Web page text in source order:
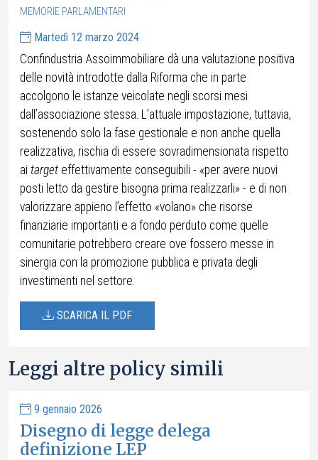
MEMORIE PARLAMENTARI
Martedì 12 marzo 2024
Confindustria Assoimmobiliare dà una valutazione positiva
delle novità introdotte dalla Riforma che in parte
accolgono le istanze veicolate negli scorsi mesi
dall’associazione stessa. L’attuale impostazione, tuttavia,
sostenendo solo la fase gestionale e non anche quella
realizzativa, rischia di essere sovradimensionata rispetto
ai target effettivamente conseguibili - «per avere nuovi
posti letto da gestire bisogna prima realizzarli» - e di non
valorizzare appieno l’effetto «volano» che risorse
finanziarie importanti e a fondo perduto come quelle
comunitarie potrebbero creare ove fossero messe in
sinergia con la promozione pubblica e privata degli
investimenti nel settore.
SCARICA IL PDF
Leggi altre policy simili
9 gennaio 2026
Disegno di legge delega
definizione LEP